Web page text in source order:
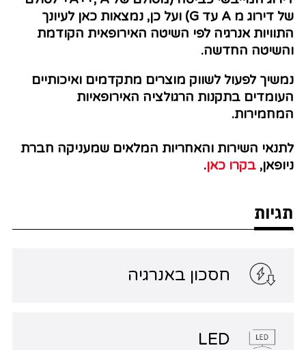
של דירוג מ A עד G) ועל כן, נמצאות כאן לעיונך
התוויות אנרגיה לפי השיטה האירופאית הקודמת
והשיטה החדשה.
נמשיך לפעול לשווק מוצרים מתקדמים ואיכותיים
העומדים בתקנות הרגולציה האירופאיות
המחמירות.
לתנאי השירות והאחריות המלאים שמעניקה חברת
ניופאן, בקרו כאן.
תגיות
חסכון באנרגיה
LED